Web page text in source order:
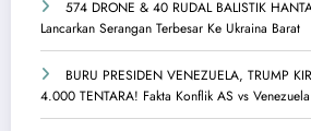
574 DRONE & 40 RUDAL BALISTIK
Lancarkan Serangan Terbesar Ke Ukraina Barat
BURU PRESIDEN VENEZUELA, TRUMP
4.000 TENTARA! Fakta Konflik AS vs Venezuela